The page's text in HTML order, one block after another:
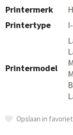
Printermerk
Printertype
Printermodel
Opslaan in